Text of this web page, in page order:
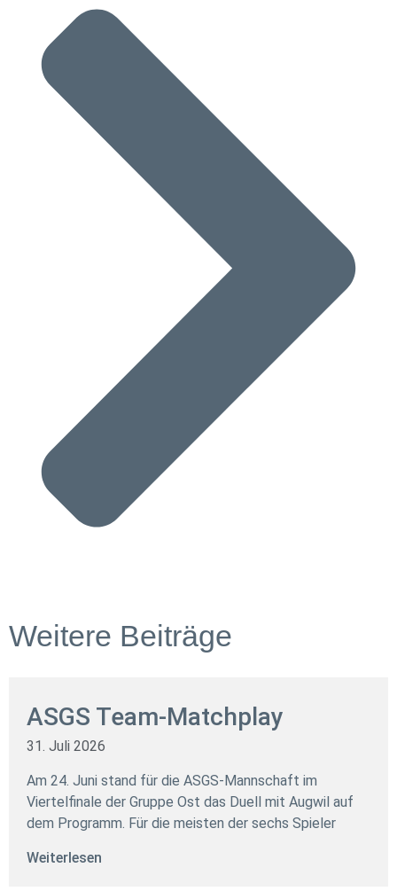
Weitere Beiträge
ASGS Team-Matchplay
31. Juli 2026
Am 24. Juni stand für die ASGS-Mannschaft im
Viertelfinale der Gruppe Ost das Duell mit Augwil auf
dem Programm. Für die meisten der sechs Spieler
Weiterlesen